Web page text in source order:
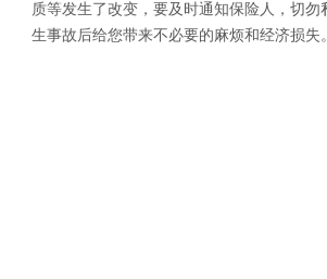
质等发生了改变，要及时通知保险人，切勿
生事故后给您带来不必要的麻烦和经济损失。